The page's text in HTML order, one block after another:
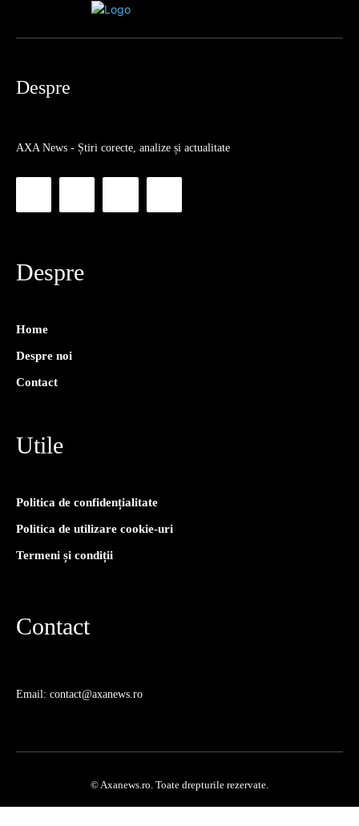
Despre
AXA News - Știri corecte, analize și actualitate
Despre
Home
Despre noi
Contact
Utile
Politica de confidențialitate
Politica de utilizare cookie-uri
Termeni și condiții
Contact
Email: contact@axanews.ro
© Axanews.ro. Toate drepturile rezervate.